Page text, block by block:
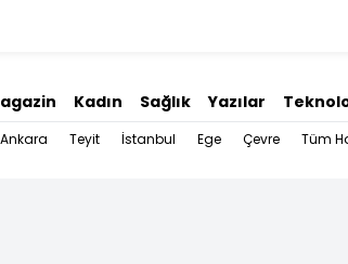
Kadın Sağlık Yazılar
Ankara Teyit İstanbul Ege Çevre Tüm